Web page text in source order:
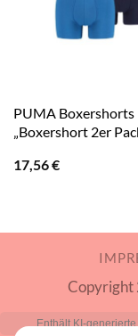
PUMA Boxershorts
„Boxershort 2er
17,56€
Copyright